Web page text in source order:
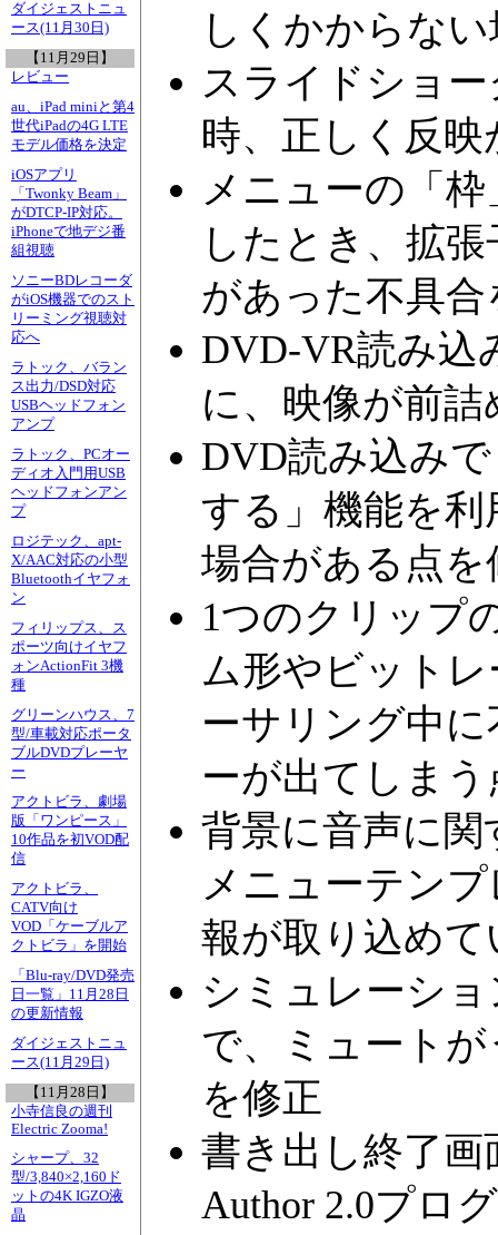
ダイジェストニュ
ース(11月30日)
【11月29日】
レビュー
au、iPad miniと第4
世代iPadの4G LTE
モデル価格を決定
iOSアプリ
「Twonky Beam」
がDTCP-IP対応。
iPhoneで地デジ番
組視聴
ソニーBDレコーダ
がiOS機器でのスト
リーミング視聴対
応へ
ラトック、バラン
ス出力/DSD対応
USBヘッドフォン
アンプ
ラトック、PCオー
ディオ入門用USB
ヘッドフォンアン
プ
ロジテック、apt-
X/AAC対応の小型
Bluetoothイヤフォ
ン
フィリップス、ス
ポーツ向けイヤフ
ォンActionFit 3機
種
グリーンハウス、7
型/車載対応ポータ
ブルDVDプレーヤ
ー
アクトビラ、劇場
版「ワンピース」
10作品を初VOD配
信
アクトビラ、
CATV向け
VOD「ケーブルア
クトビラ」を開始
「Blu-ray/DVD発売
日一覧」11月28日
の更新情報
ダイジェストニュ
ース(11月29日)
【11月28日】
小寺信良の週刊
Electric Zooma!
シャープ、32
型/3,840×2,160ド
ットの4K IGZO液
晶
しくかからな
スライドショ
時、正しく反
メニューの「
したとき、拡
があった不具合
DVD-VR読み込
に、映像が前
DVD読み込み
する」機能を
場合がある点を
1つのクリップ
ム形やビット
ーサリング中
ーが出てしま
背景に音声に
メニューテン
報が取り込め
シミュレーシ
で、ミュート
を修正
書き出し終了画
Author 2.0プロ